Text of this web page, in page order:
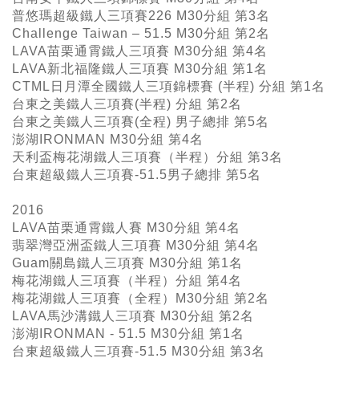
普悠瑪超級鐵人三項賽226 M30分組 第3名
Challenge Taiwan – 51.5 M30分組 第2名
LAVA苗栗通霄鐵人三項賽 M30分組 第4名
LAVA新北福隆鐵人三項賽 M30分組 第1名
CTML日月潭全國鐵人三項錦標賽 (半程) 分組 第1名
台東之美鐵人三項賽(半程) 分組 第2名
台東之美鐵人三項賽(全程) 男子總排 第5名
澎湖IRONMAN M30分組 第4名
天利盃梅花湖鐵人三項賽（半程）分組 第3名
台東超級鐵人三項賽-51.5男子總排 第5名
2016
LAVA苗栗通霄鐵人賽 M30分組 第4名
翡翠灣亞洲盃鐵人三項賽 M30分組 第4名
Guam關島鐵人三項賽 M30分組 第1名
梅花湖鐵人三項賽（半程）分組 第4名
梅花湖鐵人三項賽（全程）M30分組 第2名
LAVA馬沙溝鐵人三項賽 M30分組 第2名
澎湖IRONMAN - 51.5 M30分組 第1名
台東超級鐵人三項賽-51.5 M30分組 第3名